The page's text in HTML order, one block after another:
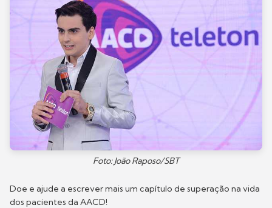
Foto: João Raposo/SBT
Doe e ajude a escrever mais um capítulo de superação na vida
dos pacientes da AACD!